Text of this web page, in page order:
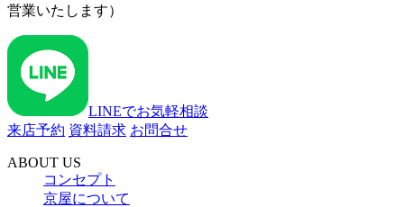
営業いたします）
LINEでお気軽相談
来店予約 資料請求 お問合せ
ABOUT US
コンセプト
京屋について